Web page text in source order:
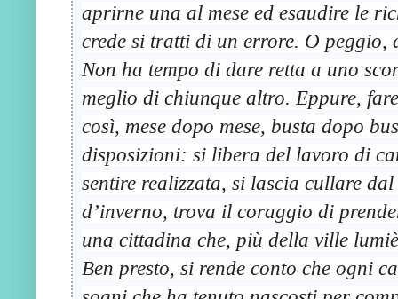
aprirne una al mese ed esaudire le
crede si tratti di un errore. O peggio,
Non ha tempo di dare retta a uno
meglio di chiunque altro. Eppure,
così, mese dopo mese, busta dopo
disposizioni: si libera del lavoro di
sentire realizzata, si lascia cullare
d’inverno, trova il coraggio di
una cittadina che, più della ville
Ben presto, si rende conto che ogni